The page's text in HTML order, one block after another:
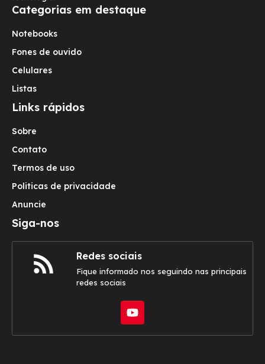
Categorias em destaque
Notebooks
Fones de ouvido
Celulares
Listas
Links rápidos
Sobre
Contato
Termos de uso
Politicas de privacidade
Anuncie
Siga-nos
Redes sociais
Fique informado nos seguindo nas principais
redes sociais